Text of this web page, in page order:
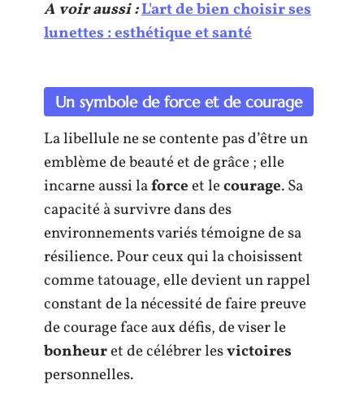
A voir aussi :L'art de bien choisir ses
lunettes : esthétique et santé
Un symbole de force et de courage
La libellule ne se contente pas d’être un
emblème de beauté et de grâce ; elle
incarne aussi laforceet lecourage. Sa
capacité à survivre dans des
environnements variés témoigne de sa
résilience. Pour ceux qui la choisissent
comme tatouage, elle devient un rappel
constant de la nécessité de faire preuve
de courage face aux défis, de viser le
bonheuret de célébrer lesvictoires
personnelles.